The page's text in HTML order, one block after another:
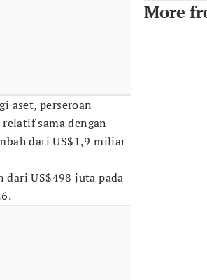
aset, perseroan
sama dengan
dari US$1,9 miliar
US$498 juta pada
More